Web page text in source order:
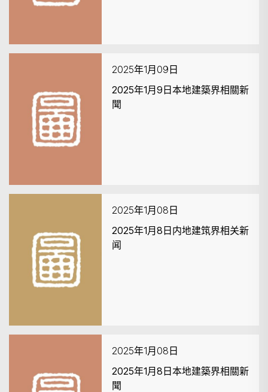
2025年1月09日
2025年1月9日本地建築界相關新
聞
2025年1月08日
2025年1月8日内地建筑界相关新
闻
2025年1月08日
2025年1月8日本地建築界相關新
聞